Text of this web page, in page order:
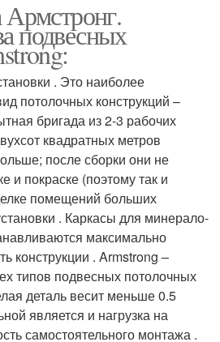
подвесных
. Это наиболее
потолочных конструкций –
бригада из 2-3 рабочих
квадратных метров
после сборки они не
и покраске (поэтому так и
помещений больших
. Каркасы для минерало-
максимально
конструкции . Armstrong –
типов подвесных потолочных
деталь весит меньше 0.5
является и нагрузка на
самостоятельного монтажа .